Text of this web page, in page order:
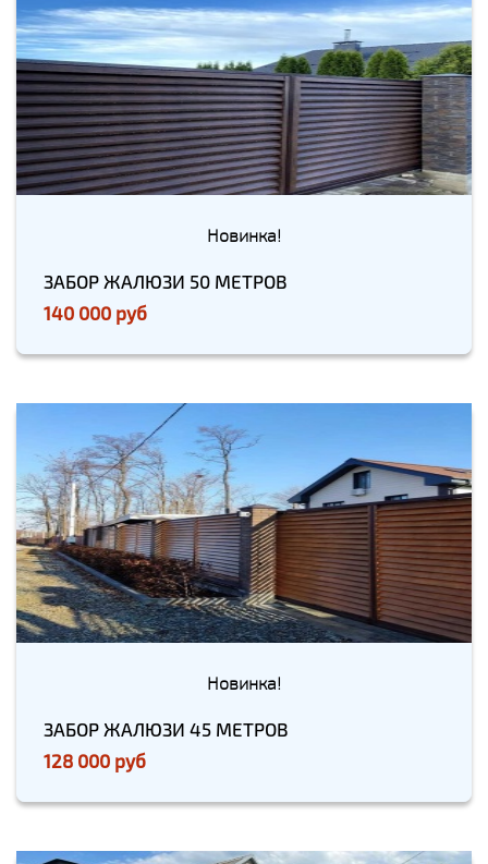
Новинка!
ЗАБОР ЖАЛЮЗИ 50 МЕТРОВ
140 000 руб
Новинка!
ЗАБОР ЖАЛЮЗИ 45 МЕТРОВ
128 000 руб